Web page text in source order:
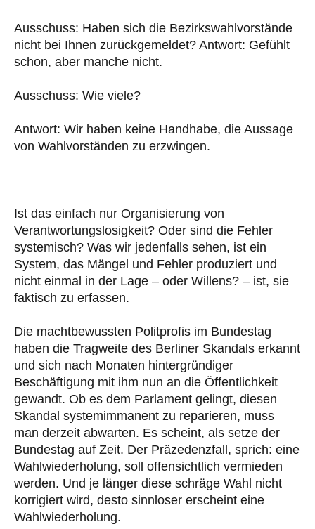
Ausschuss: Haben sich die Bezirkswahlvorstände
nicht bei Ihnen zurückgemeldet? Antwort: Gefühlt
schon, aber manche nicht.
Ausschuss: Wie viele?
Antwort: Wir haben keine Handhabe, die Aussage
von Wahlvorständen zu erzwingen.
Ist das einfach nur Organisierung von
Verantwortungslosigkeit? Oder sind die Fehler
systemisch? Was wir jedenfalls sehen, ist ein
System, das Mängel und Fehler produziert und
nicht einmal in der Lage – oder Willens? – ist, sie
faktisch zu erfassen.
Die machtbewussten Politprofis im Bundestag
haben die Tragweite des Berliner Skandals erkannt
und sich nach Monaten hintergründiger
Beschäftigung mit ihm nun an die Öffentlichkeit
gewandt. Ob es dem Parlament gelingt, diesen
Skandal systemimmanent zu reparieren, muss
man derzeit abwarten. Es scheint, als setze der
Bundestag auf Zeit. Der Präzedenzfall, sprich: eine
Wahlwiederholung, soll offensichtlich vermieden
werden. Und je länger diese schräge Wahl nicht
korrigiert wird, desto sinnloser erscheint eine
Wahlwiederholung.